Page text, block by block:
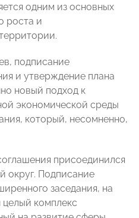
одним из основных
роста и
подписание
и утверждение плана
новый подход к
экономической среды
который, несомненно,
присоединился
округ. Подписание
заседания, на
комплекс